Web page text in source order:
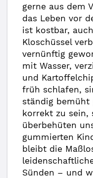
gerne aus dem
das Leben vor
ist kostbar,
Kloschüssel
vernünftig
mit Wasser,
und
früh schlafen,
ständig
korrekt zu sein,
überbehüten
gummierten
bleibt die
Sünden – und